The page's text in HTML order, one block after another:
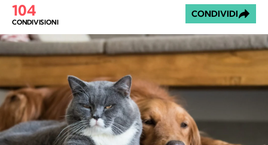
104
CONDIVISIONI
CONDIVIDI